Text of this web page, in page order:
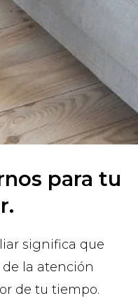
para tu
significa que
la atención
de tu tiempo.